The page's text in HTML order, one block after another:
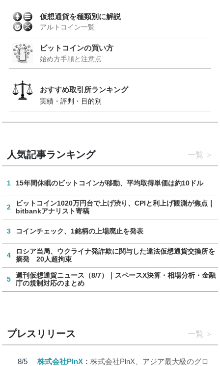
仮想通貨を種類別に解説
アルトコイン一覧
ビットコインの買い方
始め方手順と注意点
おすすめ取引所ランキング
実績・評判・目的別
人気記事ランキング 一覧
1 15年間休眠のビットコインが移動、平均取得単価は約10ドル
2
ビットコイン1020万円台で上げ渋り、CPIと利上げ観測が焦点｜
bitbankアナリスト寄稿
3 コインチェック、1銘柄の上場廃止を発表
4
ロシア当局、ウクライナ発詐欺に関与した違法仮想通貨交換所を
摘発 20人超拘束
5
週刊仮想通貨ニュース（8/7）｜スペースX決算・相場分析・金融
庁の規制対応のまとめ
プレスリリース 一覧
8/5
株式会社PlnX
株式会社PlnX、アジア最大級のグロ